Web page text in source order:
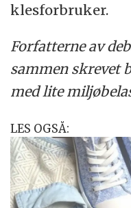
klesforbruker.
Forfatterne av
sammen skrevet
med lite
LES OGSÅ: